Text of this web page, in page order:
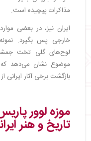
مذاکرات پیچیده است.
ایران نیز، در بعضی
خارجی پس بگیرد.
لوح‌های گلی تخت
موضوع نشان می‌دهد که
بازگشت برخی آثار ایرانی
موزه لوور
تاریخ و هنر